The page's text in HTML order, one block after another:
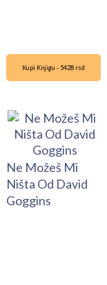
Kupi Knjigu - 5428 rsd
Ne Možeš Mi
Ništa Od David
Goggins